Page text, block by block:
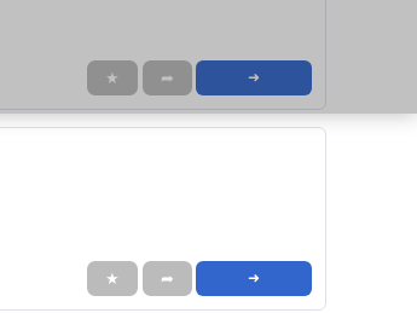
★ ➦ ➜
★ ➦ ➜